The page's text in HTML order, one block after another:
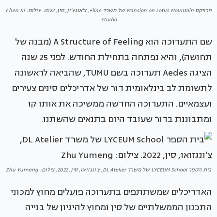
פרויקט Mansion on Lotus Mountain של משרד line+, צ'אנגצ'ון, סין, 2022. צילום: Chen Xi
Studio
שם התערוכה הוא A Structure of Feeling (מבנה של
תחושה), והיא נפתחה בתחילת החודש. לפני 25 שנה
הציגה Aedes תערוכה בשם TUMU, שהביאה לראשונה
לתשומת לב בינלאומית דור של אדריכלים סינים צעירים
ועצמאיים. התערוכה החדשה ממשיכה את אותו קו
ומתבוננת בדור שעובד היום בתנאים שהשתנו.
בית הספר LYCEUM School של משרד DL Atelier, צ'ונגזואו, סין, 2022. צילום: Zhu Yumeng
האדריכלים שמשתתפים בתערוכה פועלים מחוץ למכוני
התכנון הממשלתיים של סין ומחוץ להיגיון של בנייה